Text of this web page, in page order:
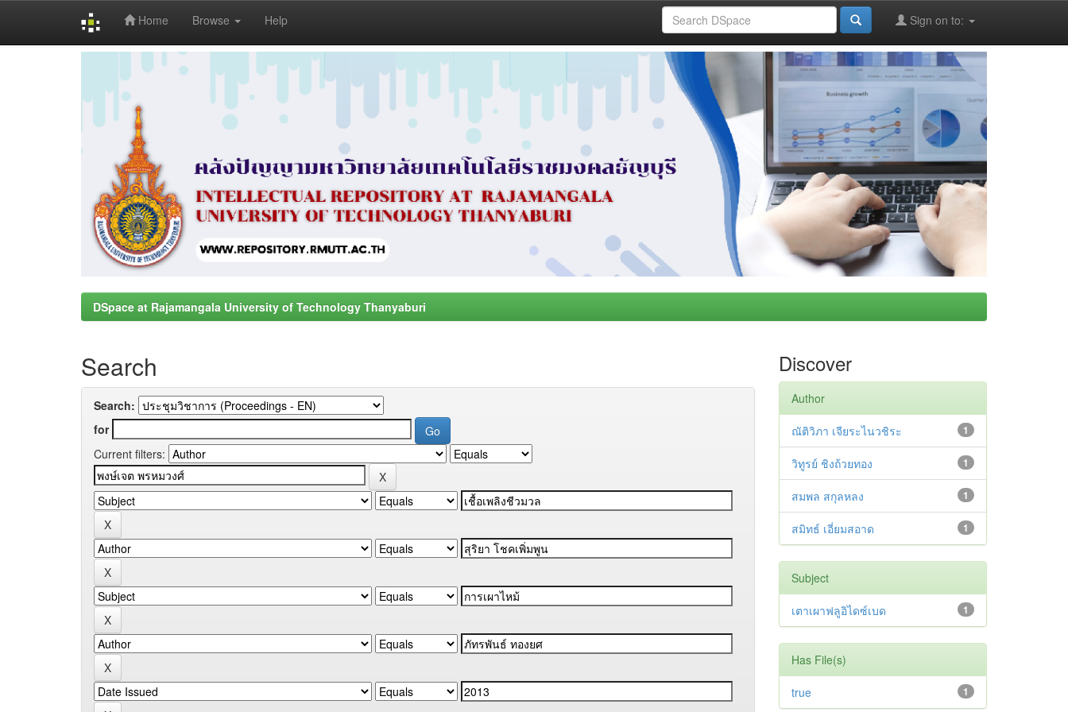
Home Browse Help Sign on to:
DSpace at Rajamangala University of Technology Thanyaburi
Search
Search:
for
Current filters:
Discover
Author
1
ณัติวิภา เจียระไนวชิระ
1
วิทูรย์ ชิงถ้วยทอง
1
สมพล สกุลหลง
1
สมิทธ์ เอี่ยมสอาด
Subject
1
เตาเผาฟลูอิไดซ์เบด
Has File(s)
1
true